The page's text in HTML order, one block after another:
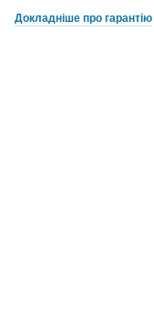
Докладніше про гарантію